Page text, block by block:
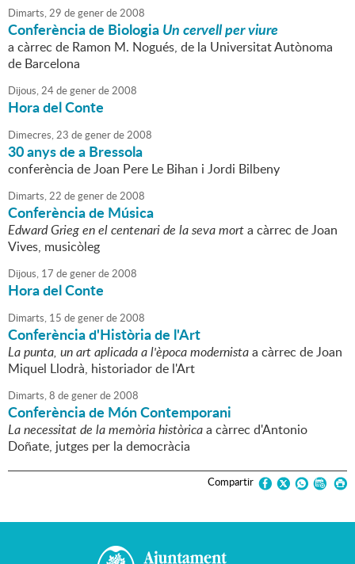
Dimarts,29 degenerde2008
Conferència de BiologiaUn cervell per viure
a càrrec de Ramon M. Nogués, de la Universitat Autònoma
de Barcelona
Dijous,24degenerde2008
Hora del Conte
Dimecres,23 degenerde2008
30 anys de a Bressola
conferència de Joan Pere Le Bihan i Jordi Bilbeny
Dimarts,22 degenerde2008
Conferència de Música
Edward Grieg en el centenari de la seva morta càrrec de Joan
Vives, musicòleg
Dijous, 17 degenerde2008
Hora del Conte
Dimarts, 15 degenerde2008
Conferència d'Història de l'Art
La punta, un art aplicada a l'època modernistaa càrrec de Joan
Miquel Llodrà, historiador de l'Art
Dimarts,8 degenerde2008
Conferència de Món Contemporani
La necessitat de la memòria històricaa càrrec d'Antonio
Doñate, jutges per la democràcia
Compartir